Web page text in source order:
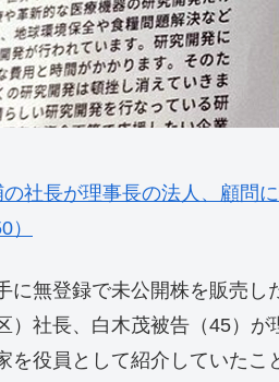
の社長が理事長の法人、顧
に無登録で未公開株を販売し
）社長、白木茂被告（45）
を役員として紹介していた